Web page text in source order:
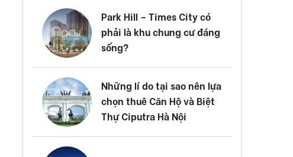
Park Hill – Times City có
phải là khu chung cư đáng
sống?
Những lí do tại sao nên lựa
chọn thuê Căn Hộ và Biệt
Thự Ciputra Hà Nội